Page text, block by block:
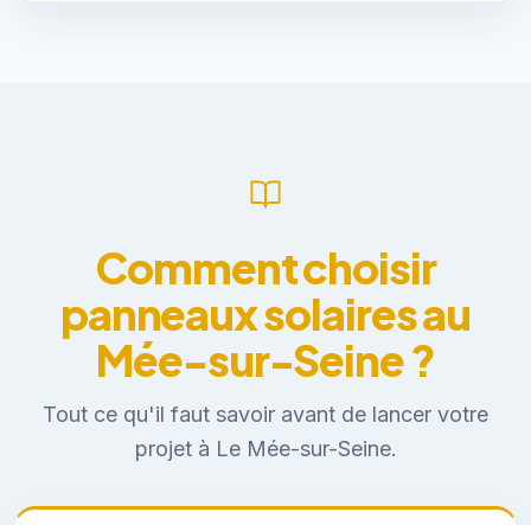
Comment choisir
panneaux solaires au
Mée-sur-Seine ?
Tout ce qu'il faut savoir avant de lancer votre
projet à Le Mée-sur-Seine.